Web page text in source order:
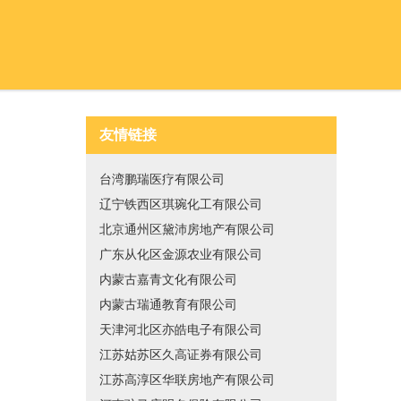
友情链接
台湾鹏瑞医疗有限公司
辽宁铁西区琪琬化工有限公司
北京通州区黛沛房地产有限公司
广东从化区金源农业有限公司
内蒙古嘉青文化有限公司
内蒙古瑞通教育有限公司
天津河北区亦皓电子有限公司
江苏姑苏区久高证券有限公司
江苏高淳区华联房地产有限公司